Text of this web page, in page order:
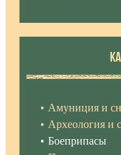
Амуниция и
Археология и
Боеприпасы